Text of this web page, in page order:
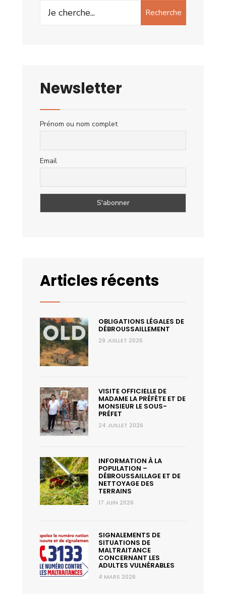
Search
Recherche
Newsletter
Prénom ou nom complet
Email
Articles récents
OBLIGATIONS LÉGALES DE
DÉBROUSSAILLEMENT
29 JUILLET 2026
VISITE OFFICIELLE DE
MADAME LA PRÉFÈTE ET DE
MONSIEUR LE SOUS-
PRÉFET
24 JUILLET 2026
INFORMATION À LA
POPULATION –
DÉBROUSSAILLAGE ET DE
NETTOYAGE DES
TERRAINS
17 JUIN 2026
SIGNALEMENTS DE
SITUATIONS DE
MALTRAITANCE
CONCERNANT LES
ADULTES VULNÉRABLES
4 MARS 2026